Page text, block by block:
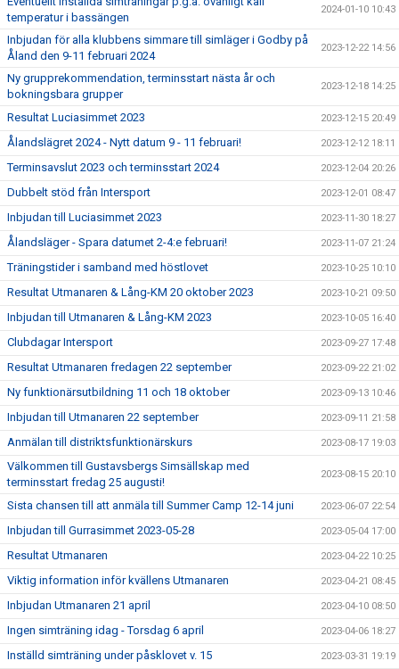
temperatur i bassängen
2024-01-10 10:43
Inbjudan för alla klubbens simmare till simläger i Godby på
Åland den 9-11 februari 2024
2023-12-22 14:56
Ny grupprekommendation, terminsstart nästa år och
bokningsbara grupper
2023-12-18 14:25
Resultat Luciasimmet 2023 2023-12-15 20:49
Ålandslägret 2024 - Nytt datum 9 - 11 februari! 2023-12-12 18:11
Terminsavslut 2023 och terminsstart 2024 2023-12-04 20:26
Dubbelt stöd från Intersport 2023-12-01 08:47
Inbjudan till Luciasimmet 2023 2023-11-30 18:27
Ålandsläger - Spara datumet 2-4:e februari! 2023-11-07 21:24
Träningstider i samband med höstlovet 2023-10-25 10:10
Resultat Utmanaren & Lång-KM 20 oktober 2023 2023-10-21 09:50
Inbjudan till Utmanaren & Lång-KM 2023 2023-10-05 16:40
Clubdagar Intersport 2023-09-27 17:48
Resultat Utmanaren fredagen 22 september 2023-09-22 21:02
Ny funktionärsutbildning 11 och 18 oktober 2023-09-13 10:46
Inbjudan till Utmanaren 22 september 2023-09-11 21:58
Anmälan till distriktsfunktionärskurs 2023-08-17 19:03
Välkommen till Gustavsbergs Simsällskap med
terminsstart fredag 25 augusti!
2023-08-15 20:10
Sista chansen till att anmäla till Summer Camp 12-14 juni 2023-06-07 22:54
Inbjudan till Gurrasimmet 2023-05-28 2023-05-04 17:00
Resultat Utmanaren 2023-04-22 10:25
Viktig information inför kvällens Utmanaren 2023-04-21 08:45
Inbjudan Utmanaren 21 april 2023-04-10 08:50
Ingen simträning idag - Torsdag 6 april 2023-04-06 18:27
Inställd simträning under påsklovet v. 15 2023-03-31 19:19